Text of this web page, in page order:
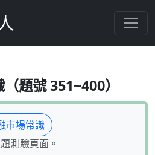
短期票券時，其
題號 351~400）
市場常識
測驗頁面。